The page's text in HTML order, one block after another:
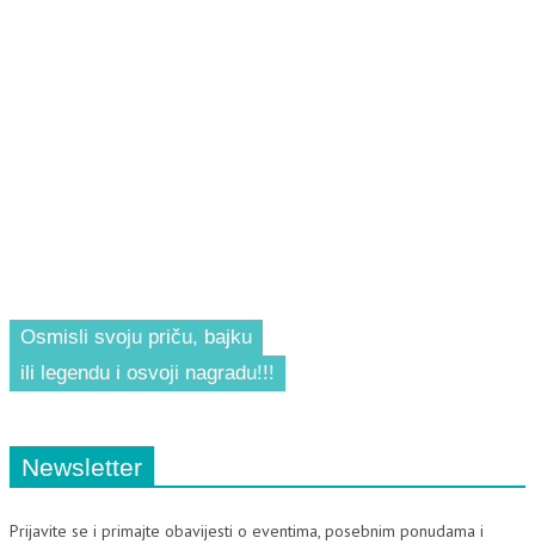
Osmisli svoju priču, bajku
ili legendu i osvoji nagradu!!!
Newsletter
Prijavite se i primajte obavijesti o eventima, posebnim ponudama i